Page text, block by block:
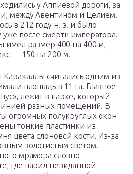
у Аппиевой дороги, за
между Авентином и Целием.
в 212 году н. э. и было
уже после смерти императора.
имел размер 400 на 400 м,
— 150 на 200 м.
считались одним из
площадь в 11 га. Главное
лежит в парке, который
разных помещений. В
огромных полукруглых окон
тонкие пластинки из
цвета слоновой кости. Из-за
золотистым светом.
мрамора словно
где парил невиданной